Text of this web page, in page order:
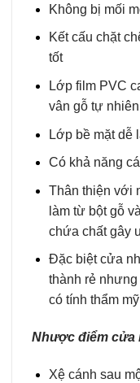
Không bị mối
Kết cấu chặt
tốt
Lớp film PVC
vân gỗ tự
Lớp bề mặt dễ
Có khả năng
Thân thiện với
làm từ bột gỗ
chứa chất gây
Đặc biệt cửa
thành rẻ
có tính thẩm
Nhược điểm cửa
Xệ cánh sau